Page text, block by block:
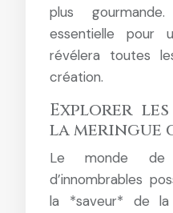
plus
essentielle pour
révélera toutes
création.
Explorer
la meringue
Le monde
d’innombrables
la *saveur* de la